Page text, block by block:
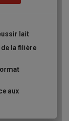
lait
la filière
aux